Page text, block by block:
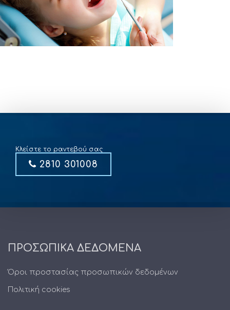
Κλείστε το ραντεβού σας
2810 301008
ΠΡΟΣΩΠΙΚΑ ΔΕΔΟΜΕΝΑ
Όροι προστασίας προσωπικών δεδομένων
Πολιτική cookies